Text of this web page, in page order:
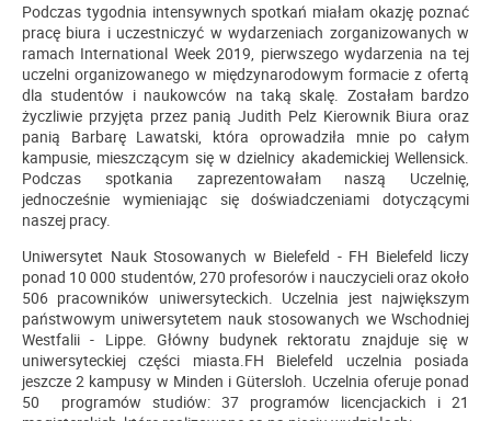
Podczas tygodnia intensywnych spotkań miałam okazję poznać
pracę biura i uczestniczyć w wydarzeniach zorganizowanych w
ramach International Week 2019, pierwszego wydarzenia na tej
uczelni organizowanego w międzynarodowym formacie z ofertą
dla studentów i naukowców na taką skalę. Zostałam bardzo
życzliwie przyjęta przez panią Judith Pelz Kierownik Biura oraz
panią Barbarę Lawatski, która oprowadziła mnie po całym
kampusie, mieszczącym się w dzielnicy akademickiej Wellensick.
Podczas spotkania zaprezentowałam naszą Uczelnię,
jednocześnie wymieniając się doświadczeniami dotyczącymi
naszej pracy.
Uniwersytet Nauk Stosowanych w Bielefeld - FH Bielefeld liczy
ponad 10 000 studentów, 270 profesorów i nauczycieli oraz około
506 pracowników uniwersyteckich. Uczelnia jest największym
państwowym uniwersytetem nauk stosowanych we Wschodniej
Westfalii - Lippe. Główny budynek rektoratu znajduje się w
uniwersyteckiej części miasta.FH Bielefeld uczelnia posiada
jeszcze 2 kampusy w Minden i Gütersloh. Uczelnia oferuje ponad
50 programów studiów: 37 programów licencjackich i 21